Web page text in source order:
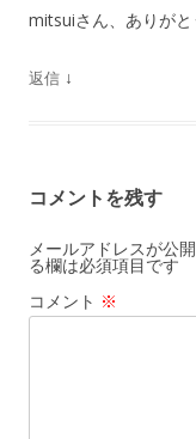
mitsuiさん、ありが
返信 ↓
コメントを残す
メールアドレスが公
る欄は必須項目です
コメント ※